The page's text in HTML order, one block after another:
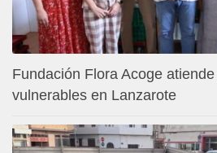
Fundación Flora Acoge
vulnerables en Lanzarote